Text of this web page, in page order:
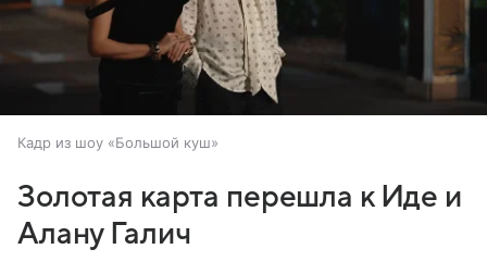
Кадр из шоу «Большой куш»
Золотая карта перешла к Иде и
Алану Галич